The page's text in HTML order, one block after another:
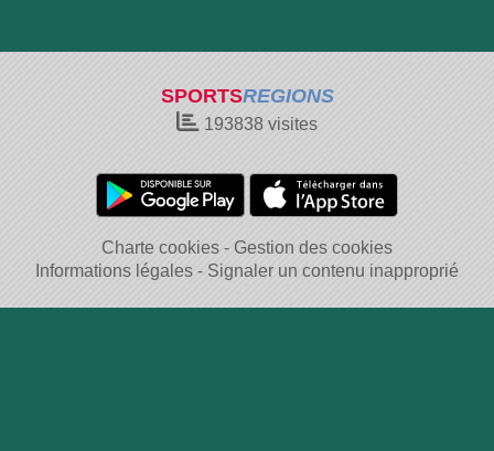
SPORTSREGIONS
193838 visites
Charte cookies
Gestion des cookies
Informations légales
Signaler un contenu inapproprié